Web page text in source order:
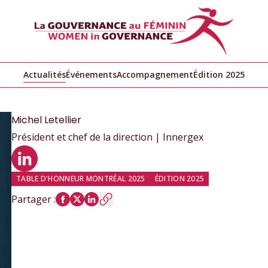
ActualitésÉvénementsAccompagnementÉdition 2025
Michel Letellier
Président et chef de la direction | Innergex
Profil LinkedIn
TABLE D'HONNEUR MONTRÉAL 2025 ÉDITION 2025
Partager: